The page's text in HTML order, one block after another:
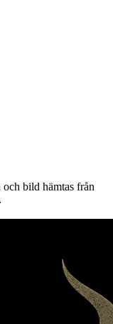
bild hämtas från